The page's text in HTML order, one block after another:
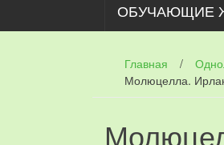
ОБУЧАЮЩИЕ
Главная /
Молюцелла.